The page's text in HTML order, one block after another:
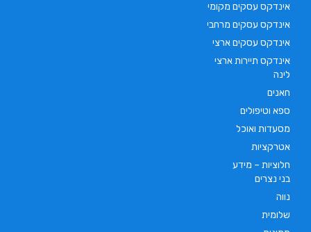
אינדקס עסקים מקומי
אינדקס עסקים מרחבי
אינדקס עסקים ארצי
אינדקס תיירות ארצי
לינה
חאנים
ספא וטיפולים
מסעדות ואוכל
אטרקציות
חלוציות – מידע
בני נצרים
נווה
שלומית